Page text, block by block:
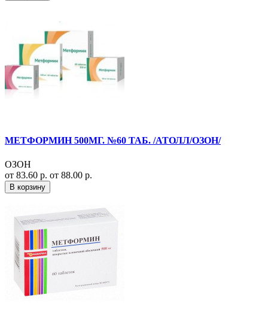
МЕТФОРМИН 500МГ. №60 ТАБ. /АТОЛЛ/ОЗОН/
ОЗОН
от 83.60 р. от 88.00 р.
В корзину